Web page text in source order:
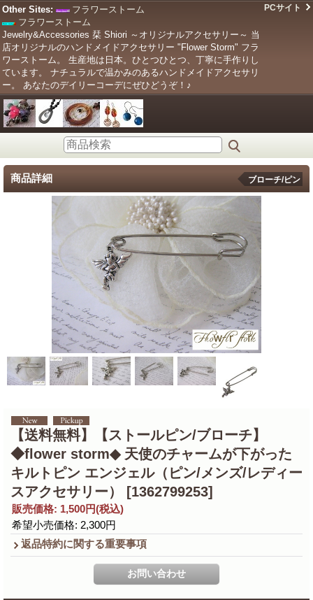
Other Sites:
フラワーストーム
フラワーストーム
Jewelry&Accessories 栞 Shiori ～オリジナルアクセサリー～ 当
店オリジナルのハンドメイドアクセサリー "Flower Storm" フラ
ワーストーム。 生産地は日本。ひとつひとつ、丁寧に手作りし
ています。 ナチュラルで温かみのあるハンドメイドアクセサリ
ー。 あなたのデイリーコーデにぜひどうぞ！♪
PCサイト
商品詳細 ブローチ/ピン
【送料無料】【ストールピン/ブローチ】
◆flower storm◆ 天使のチャームが下がった
キルトピン エンジェル（ピン/メンズ/レディー
スアクセサリー） [1362799253]
販売価格: 1,500円(税込)
希望小売価格: 2,300円
返品特約に関する重要事項